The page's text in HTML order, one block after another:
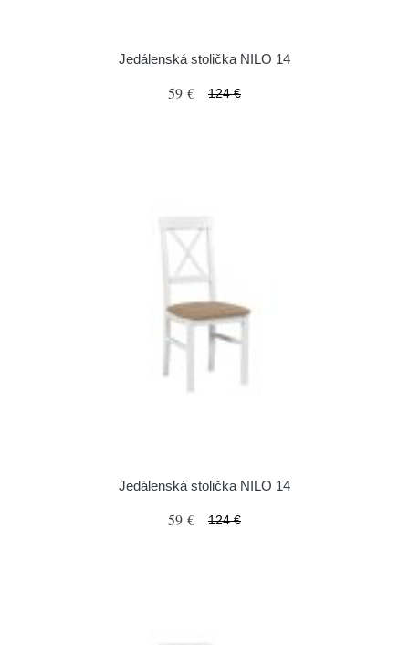
Jedálenská stolička NILO 14
59 € 124 €
Jedálenská stolička NILO 14
59 € 124 €